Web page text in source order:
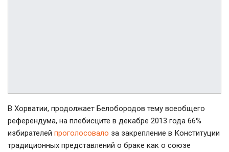
В Хорватии, продолжает Белобородов тему всеобщего
референдума, на плебисците в декабре 2013 года 66%
избирателей проголосовало за закрепление в Конституции
традиционных представлений о браке как о союзе